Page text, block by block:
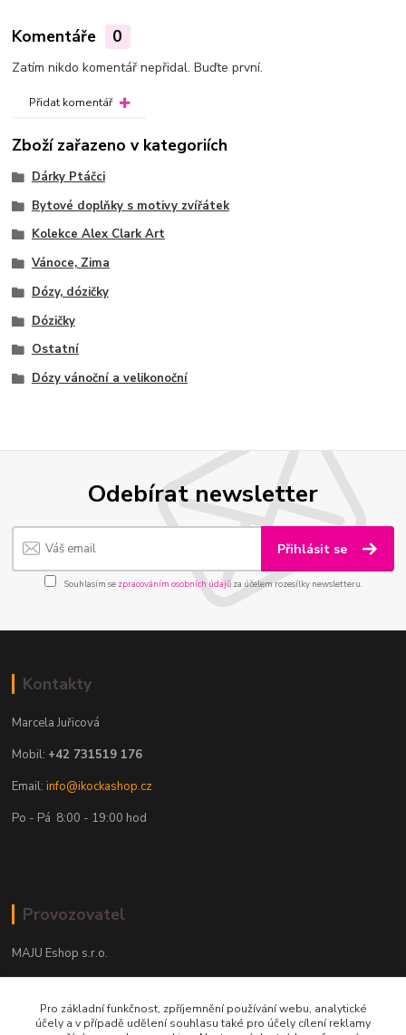
Komentáře 0
Zatím nikdo komentář nepřidal. Buďte první.
Přidat komentář
Zboží zařazeno v kategoriích
Dárky Ptáčci
Bytové doplňky s motivy zvířátek
Kolekce Alex Clark Art
Vánoce, Zima
Dózy, dózičky
Dózičky
Ostatní
Dózy vánoční a velikonoční
Odebírat newsletter
Přihlásit se
Souhlasím se zpracováním osobních údajůza účelem rozesílky newsletteru.
Kontakty
Marcela Juřicová
Mobil: +42 731519 176
Email:info@ikockashop.cz
Po - Pá 8:00 - 19:00 hod
Provozovatel
MAJU Eshop s.r.o.
702 00 Ostrava
Pro základní funkčnost, zpříjemnění používání webu, analytické
účely a v případě udělení souhlasu také pro účely cílení reklamy